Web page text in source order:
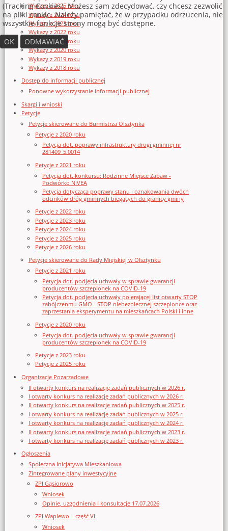
Wykazy z 2025 roku
Wykazy z 2024 roku
Wykazy z 2023 roku
Wykazy z 2022 roku
Wykazy z 2021 roku
Wykazy z 2020 roku
Wykazy z 2019 roku
Wykazy z 2018 roku
Dostęp do informacji publicznej
Ponowne wykorzystanie informacji publicznej
Skargi i wnioski
Petycje
Petycje skierowane do Burmistrza Olsztynka
Petycje z 2020 roku
Petycja dot. poprawy infrastruktury drogi gminnej nr
281409_5.0014
Petycje z 2021 roku
Petycja dot. konkursu: Rodzinne Miejsce Zabaw -
Podwórko NIVEA
Petycja dotycząca poprawy stanu i oznakowania dwóch
odcinków dróg gminnych biegących do granicy gminy
Petycje z 2022 roku
Petycje z 2023 roku
Petycje z 2024 roku
Petycje z 2025 roku
Petycje z 2026 roku
Petycje skierowane do Rady Miejskiej w Olsztynku
Petycje z 2021 roku
Petycja dot. podjęcia uchwały w sprawie gwarancji
producentów szczepionek na COVID-19
Petycja dot. podjęcia uchwały poierającej list otwarty STOP
zabójczenmu GMO - STOP niebezpiecznej szczepionce oraz
zaprzestania eksperymentu na mieszkańcach Polski i inne
Petycje z 2020 roku
Petycja dot. podjęcia uchwały w sprawie gwarancji
producentów szczepionek na COVID-19
Petycje z 2023 roku
Petycje z 2025 roku
Organizacje Pozarządowe
II otwarty konkurs na realizację zadań publicznych w 2026 r.
I otwarty konkurs na realizację zadań publicznych w 2026 r.
II otwarty konkurs na realizację zadań publicznych w 2025 r.
I otwarty konkurs na realizację zadań publicznych w 2025 r.
I otwarty konkurs na realizację zadań publicznych w 2024 r.
II otwarty konkurs na realizację zadań publicznych w 2023 r.
I otwarty konkurs na realizację zadań publicznych w 2023 r.
Ogłoszenia
Społeczna Inicjatywa Mieszkaniowa
Zintegrowane plany inwestycyjne
ZPI Gąsiorowo
Wniosek
Opinie, uzgodnienia i konsultacje 17.07.2026
ZPI Waplewo – część VI
Wniosek
(Tracking Cookies). Możesz sam zdecydować, czy chcesz zezwolić
na pliki cookie. Należy pamiętać, że w przypadku odrzucenia, nie
wszystkie funkcje strony mogą być dostępne.
OK
ODMAWIAĆ